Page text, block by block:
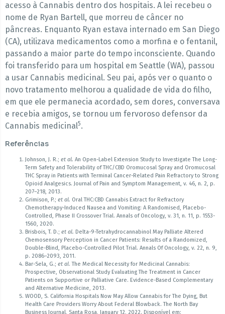
acesso à Cannabis dentro dos hospitais. A lei recebeu o
nome de Ryan Bartell, que morreu de câncer no
pâncreas. Enquanto Ryan estava internado em San Diego
(CA), utilizava medicamentos como a morfina e o fentanil,
passando a maior parte do tempo inconsciente. Quando
foi transferido para um hospital em Seattle (WA), passou
a usar Cannabis medicinal. Seu pai, após ver o quanto o
novo tratamento melhorou a qualidade de vida do filho,
em que ele permanecia acordado, sem dores, conversava
e recebia amigos, se tornou um fervoroso defensor da
Cannabis medicinal5.
Referências
Johnson, J. R.; et al. An Open-Label Extension Study to Investigate The Long-
Term Safety and Tolerability of THC/CBD Oromucosal Spray and Oromucosal
THC Spray in Patients with Terminal Cancer-Related Pain Refractory to Strong
Opioid Analgesics. Journal of Pain and Symptom Management, v. 46, n. 2, p.
207–218, 2013.
Grimison, P.; et al. Oral THC:CBD Cannabis Extract for Refractory
Chemotherapy-Induced Nausea and Vomiting: A Randomised, Placebo-
Controlled, Phase II Crossover Trial. Annals of Oncology, v. 31, n. 11, p. 1553-
1560, 2020.
Brisbois, T. D.; et al. Delta-9-Tetrahydrocannabinol May Palliate Altered
Chemosensory Perception in Cancer Patients: Results of a Randomized,
Double-Blind, Placebo-Controlled Pilot Trial. Annals Of Oncology, v. 22, n. 9,
p. 2086–2093, 2011.
Bar-Sela, G.; et al. The Medical Necessity for Medicinal Cannabis:
Prospective, Observational Study Evaluating The Treatment in Cancer
Patients on Supportive or Palliative Care. Evidence-Based Complementary
and Alternative Medicine, 2013.
WOOD, S. California Hospitals Now May Allow Cannabis for The Dying, But
Health Care Providers Worry About Federal Blowback. The North Bay
Business Journal, Santa Rosa, January 12, 2022. Disponível em: